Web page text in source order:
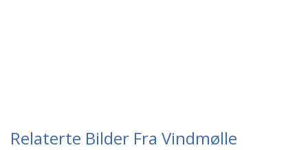
Relaterte Bilder Fra Vindmølle